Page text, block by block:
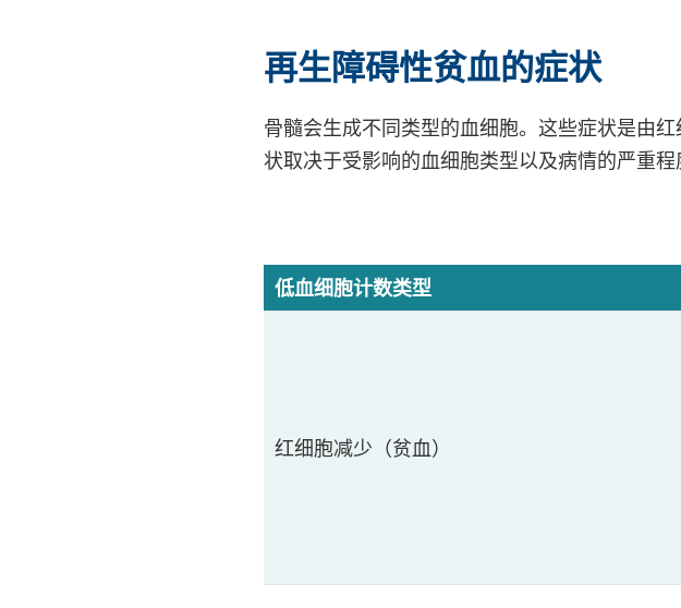
再生障碍性贫血的症状
骨髓会生成不同类型的血细胞。这些症状是由
状取决于受影响的血细胞类型以及病情的严重程
低血细胞计数类型
红细胞减少（贫血）